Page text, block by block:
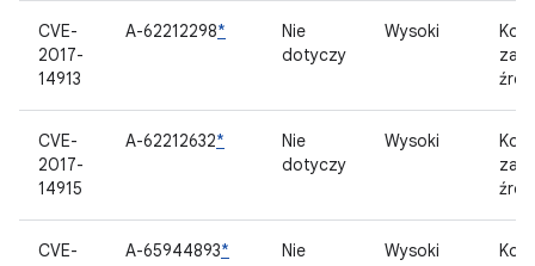
CVE-
2017-
14913
A-62212298*
Nie
dotyczy
Wysoki
CVE-
2017-
14915
A-62212632*
Nie
dotyczy
Wysoki
CVE-
A-65944893*
Nie
Wysoki